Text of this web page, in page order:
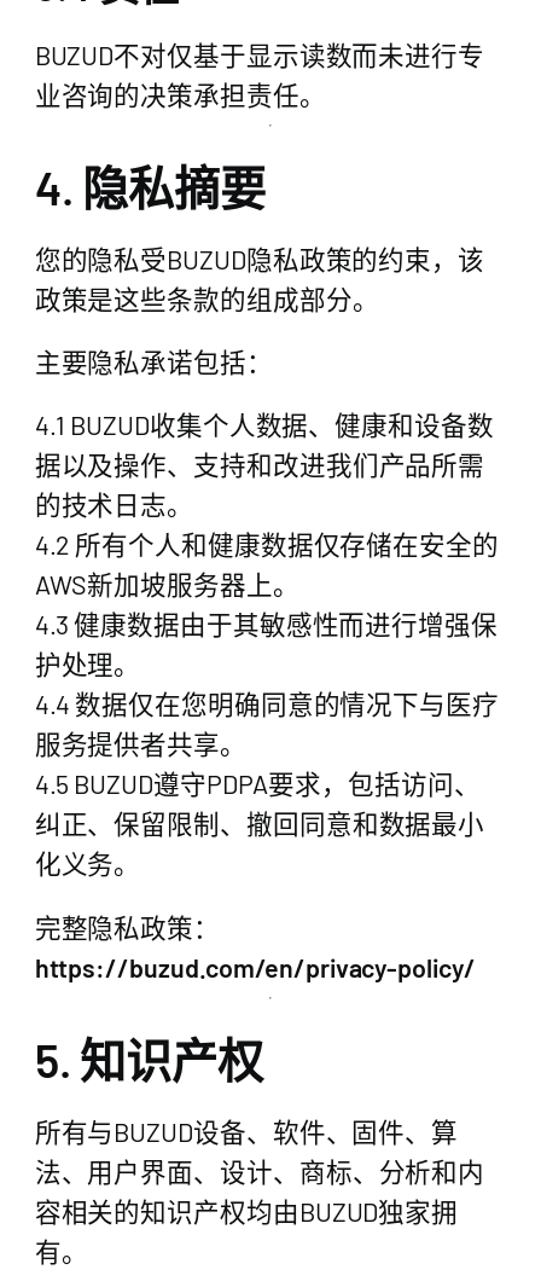
BUZUD不对仅基于显示读数而未进行专
业咨询的决策承担责任。
4. 隐私摘要
您的隐私受BUZUD隐私政策的约束，该
政策是这些条款的组成部分。
主要隐私承诺包括：
4.1 BUZUD收集个人数据、健康和设备数
据以及操作、支持和改进我们产品所需
的技术日志。
4.2 所有个人和健康数据仅存储在安全的
AWS新加坡服务器上。
4.3 健康数据由于其敏感性而进行增强保
护处理。
4.4 数据仅在您明确同意的情况下与医疗
服务提供者共享。
4.5 BUZUD遵守PDPA要求，包括访问、
纠正、保留限制、撤回同意和数据最小
化义务。
完整隐私政策：
https://buzud.com/en/privacy-policy/
5. 知识产权
所有与BUZUD设备、软件、固件、算
法、用户界面、设计、商标、分析和内
容相关的知识产权均由BUZUD独家拥
有。